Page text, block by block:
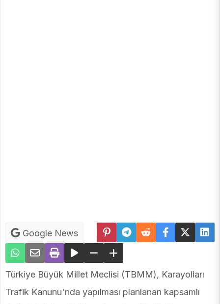
Google News
Türkiye Büyük Millet Meclisi (TBMM), Karayolları
Trafik Kanunu'nda yapılması planlanan kapsamlı